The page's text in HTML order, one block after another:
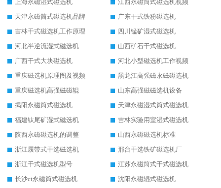
上海永磁湿式磁选机
江西永磁筒式磁选机视频
天津永磁筒式磁选机品牌
广东干式铁粉磁选机
吉林干式磁选机工作原理
四川锰矿湿式磁选机
河北半逆流湿式磁选机
山西矿石干式磁选机
广西干式大块磁选机
河北小型磁选机工作视频
重庆磁选机原理图及视频
黑龙江高强磁永磁磁选机
重庆磁选机高强磁磁辊
山东高强磁磁选机设备
揭阳永磁筒式磁选机
天津永磁湿式筒式磁选机
福建钛尾矿湿式磁选机
吉林实验用室湿式磁选机
陕西永磁磁选机的调整
山西永磁磁选机标准
浙江履带式干选磁选机
邢台干选铁矿磁选机厂
浙江干式磁选机型号
江苏永磁筒式干式磁选机
长沙ct永磁筒式磁选机
沈阳永磁辊式磁选机